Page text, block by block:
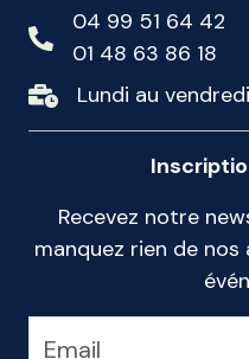
04 99 51 64 42
01 48 63 86 18
Lundi au
Recevez notre
manquez rien de